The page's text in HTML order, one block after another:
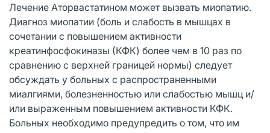
Лечение Аторвастатином может вызвать миопатию.
Диагноз миопатии (боль и слабость в мышцах в
сочетании с повышением активности
креатинфосфокиназы (КФК) более чем в 10 раз по
сравнению с верхней границей нормы) следует
обсуждать у больных с распространенными
миалгиями, болезненностью или слабостью мышц и/
или выраженным повышением активности КФК.
Больных необходимо предупредить о том, что им